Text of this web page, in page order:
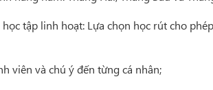
học tập linh hoạt: Lựa chọn học rút cho
viên và chú ý đến từng cá nhân;